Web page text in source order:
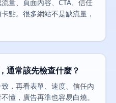
量、頁面內容、CTA、信任
點。很多網站不是缺流量，
通常該先檢查什麼？
，再看表單、速度、信任內
懂，廣告再準也容易白燒。